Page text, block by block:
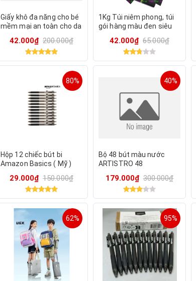
Giấy khô đa năng cho bé
mềm mại an toàn cho da
đa năng cho bé
42.000₫ 200.000₫
1Kg Túi niêm phong, túi
gói hàng màu đen siêu
đủ các size
42.000₫ 65.000₫
80%
Hộp 12 chiếc bút bi
Amazon Basics ( Mỹ )
Viết trơn & chữ đẹp.
29.000₫ 150.000₫
40%
Bộ 48 bút màu nước
ARTISTRO 48
Mỹ)179.000₫ 300.000₫
62% 95%